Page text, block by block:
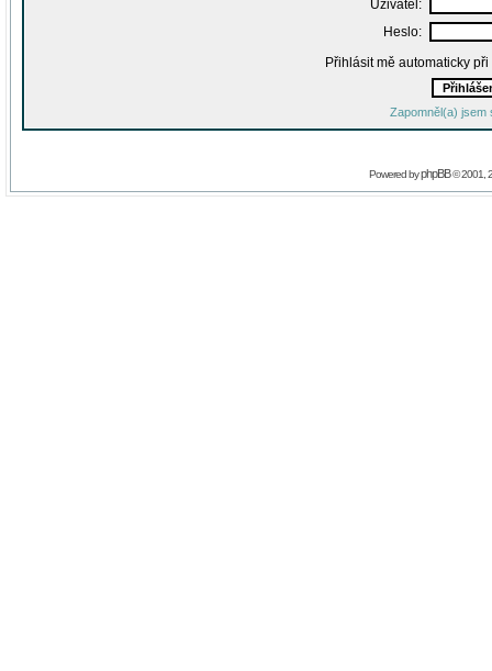
Uživatel:
Heslo:
Přihlásit mě automaticky
Zapomněl(a) jsem
Powered byphpBB© 2001,